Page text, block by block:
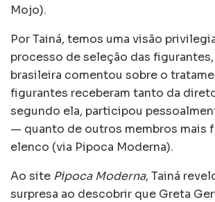
Mojo).
Por Tainá, temos uma visão
processo de seleção das
brasileira comentou sobre o
figurantes receberam tanto da
segundo ela, participou
— quanto de outros membros mais
elenco (via Pipoca Moderna).
Ao site Pipoca Moderna, Tainá
surpresa ao descobrir que Greta